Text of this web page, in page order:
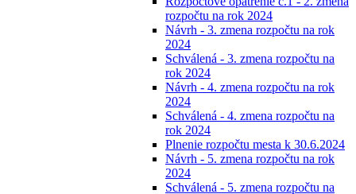
rozpočtu na rok 2024
Návrh - 3. zmena rozpočtu na rok
2024
Schválená - 3. zmena rozpočtu na
rok 2024
Návrh - 4. zmena rozpočtu na rok
2024
Schválená - 4. zmena rozpočtu na
rok 2024
Plnenie rozpočtu mesta k 30.6.2024
Návrh - 5. zmena rozpočtu na rok
2024
Schválená - 5. zmena rozpočtu na